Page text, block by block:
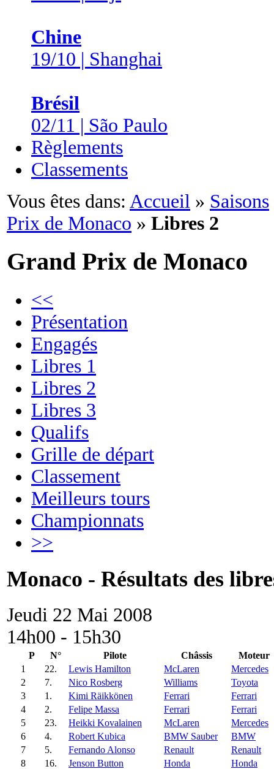
Chine
19/10 | Shanghai
Brésil
02/11 | São Paulo
Règlements
Classements
Vous êtes dans: Accueil » Saisons
Prix de Monaco » Libres 2
Grand Prix de Monaco
<<
Présentation
Engagés
Libres 1
Libres 2
Libres 3
Qualifs
Grille de départ
Classement
Meilleurs tours
Championnats
>>
Monaco - Résultats des
Jeudi 22 Mai 2008
14h00 - 15h30
P N° Pilote Châssis
Moteur
1
22. Lewis Hamilton McLaren
Mercedes
2
7. Nico Rosberg Williams
Toyota
3
1. Kimi Räikkönen Ferrari
Ferrari
4
2. Felipe Massa Ferrari
Ferrari
5
23. Heikki Kovalainen McLaren
Mercedes
6
4. Robert Kubica BMW Sauber
BMW
7
5. Fernando Alonso Renault
Renault
8
16. Jenson Button Honda
Honda